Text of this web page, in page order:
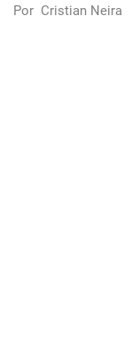
Por Cristian Neira